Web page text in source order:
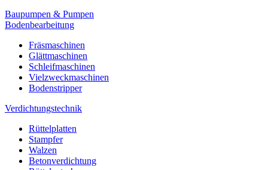
Baupumpen & Pumpen
Bodenbearbeitung
Fräsmaschinen
Glättmaschinen
Schleifmaschinen
Vielzweckmaschinen
Bodenstripper
Verdichtungstechnik
Rüttelplatten
Stampfer
Walzen
Betonverdichtung